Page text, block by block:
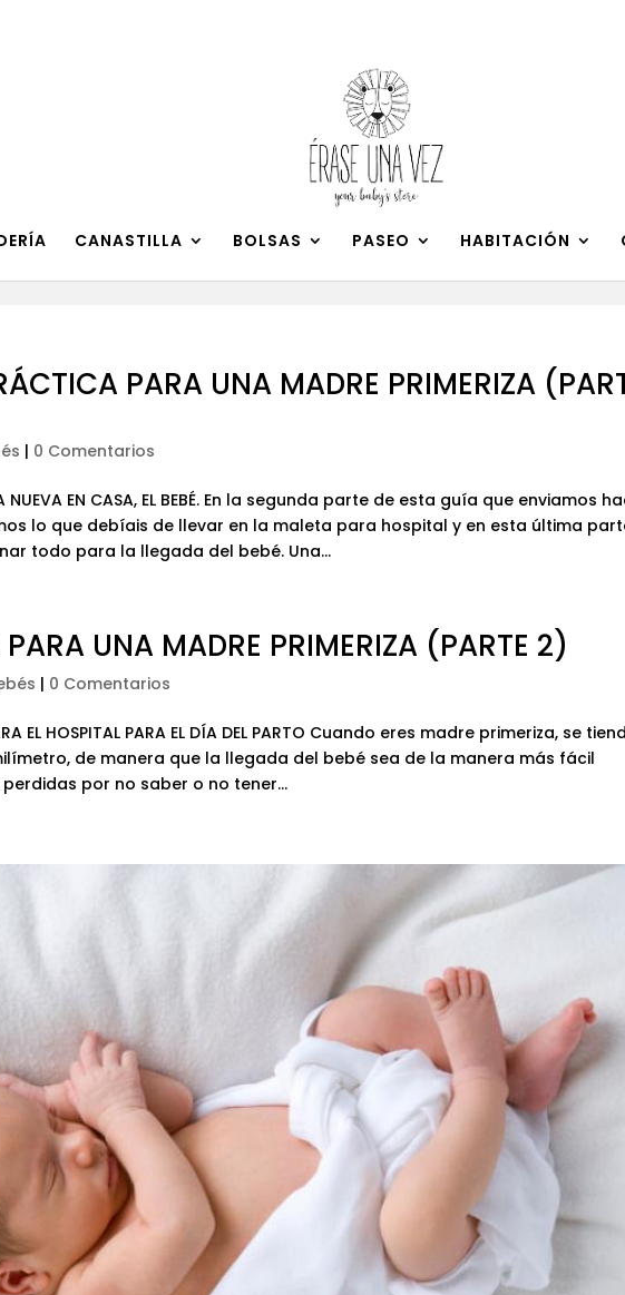
información
CANASTILLA BOLSAS PASEO HABITACIÓN
PARA UNA MADRE PRIMERIZA
| 0 Comentarios
NUEVA EN CASA, EL BEBÉ. En la segunda parte de esta guía que enviamos
lo que debíais de llevar en la maleta para hospital y en esta última
todo para la llegada del bebé. Una...
UNA MADRE PRIMERIZA (PARTE 2)
| 0 Comentarios
EL HOSPITAL PARA EL DÍA DEL PARTO Cuando eres madre primeriza, se
de manera que la llegada del bebé sea de la manera más fácil
por no saber o no tener...